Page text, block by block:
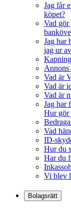
Jag får
köpet?
Vad gör
Jag har
jag ur
Annons
Vad är
Vad är
Vad är
Jag har
Hur gör
Vad
ID-
Hur du
Har du
Vi blev
Bolagsrätt